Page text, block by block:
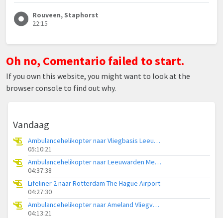
Rouveen, Staphorst
22:15
Oh no, Comentario failed to start.
If you own this website, you might want to look at the
browser console to find out why.
Vandaag
Ambulancehelikopter naar Vliegbasis Leeuwarden
05:10:21
Ambulancehelikopter naar Leeuwarden Medical Center Heliport
04:37:38
Lifeliner 2 naar Rotterdam The Hague Airport
04:27:30
Ambulancehelikopter naar Ameland Vliegveld Ballum
04:13:21